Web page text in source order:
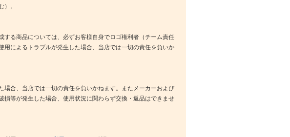
。
る商品については、必ずお客様自身でロゴ権利者（チーム責任
によるトラブルが発生した場合、当店では一切の責任を負いか
合、当店では一切の責任を負いかねます。またメーカーおよび
損等が発生した場合、使用状況に関わらず交換・返品はできませ